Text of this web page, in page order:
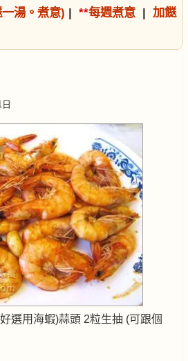
湯。煮意) | **每週煮意 | 加餸
選用海蝦)蒜頭 2粒生抽 (可跟個